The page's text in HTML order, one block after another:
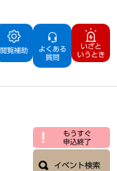
閲覧補助
よくある
質問
いざと
いうとき
もうすぐ
申込終了
イベント検索